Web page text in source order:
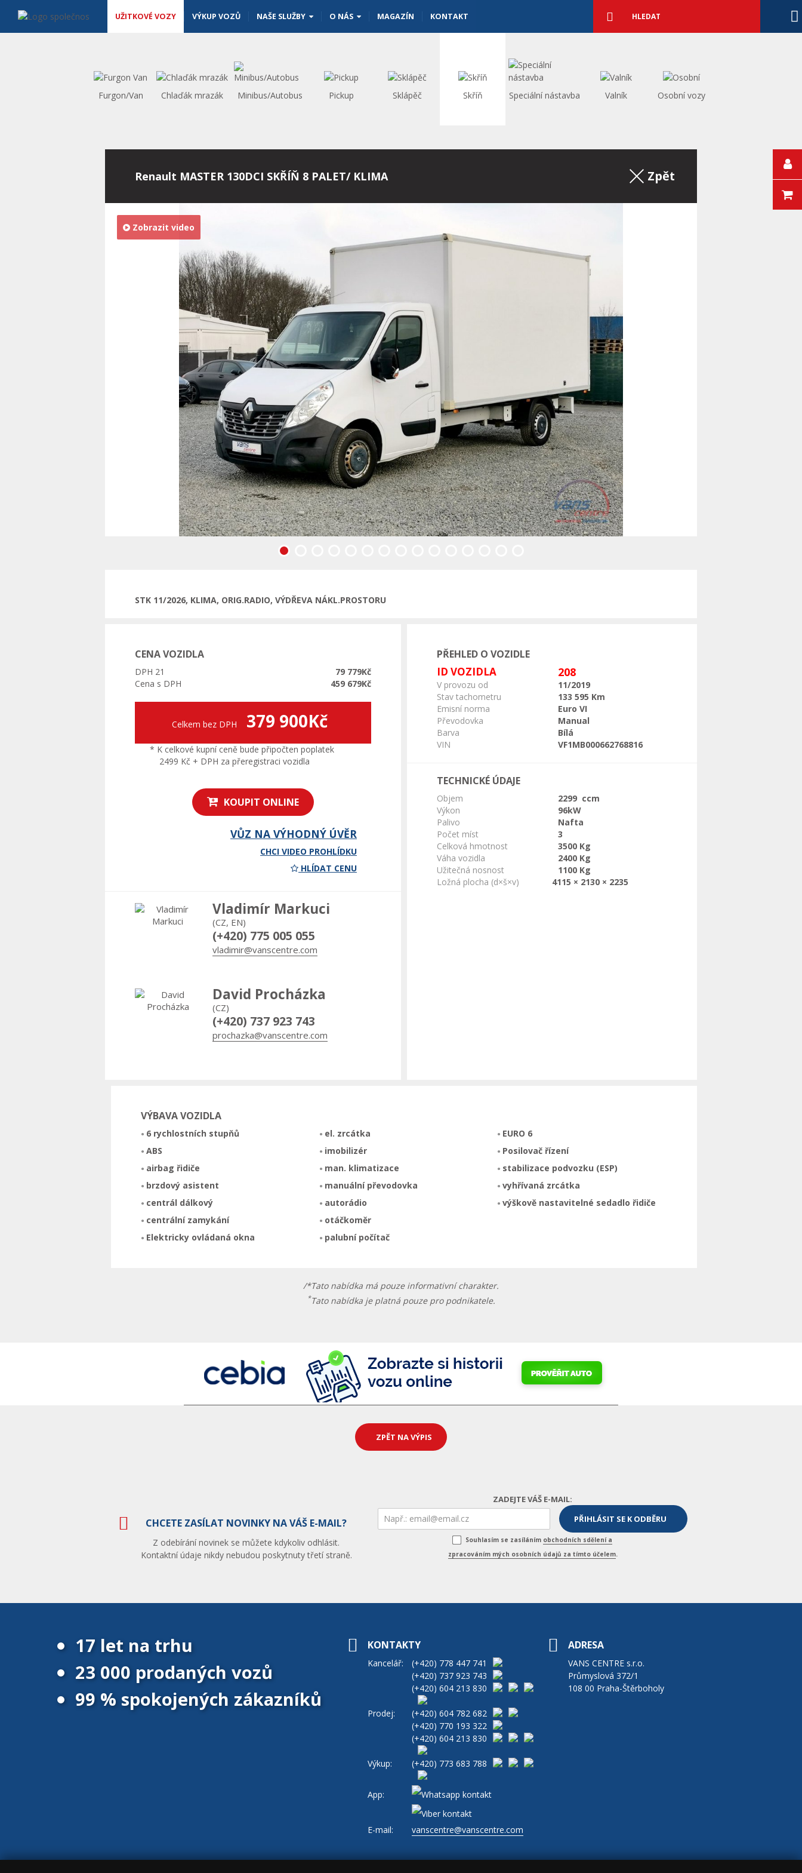
UŽITKOVÉ VOZY VÝKUP VOZŮ NAŠE SLUŽBY O NÁS MAGAZÍN KONTAKT vyhledávání
Vyhledat
Furgon/Van Chlaďák mrazák Minibus/Autobus Pickup Sklápěč Skříň Speciální nástavba Valník Osobní vozy
Renault MASTER 130DCI SKŘÍŇ 8 PALET/ KLIMA Zpět na výpis
Předchozí
Zobrazit video
STK 11/2026, KLIMA, ORIG.RADIO, VÝDŘEVA NÁKL.PROSTORU
CENA VOZIDLA
DPH 21
79 779Kč
Cena s DPH
459 679Kč
Celkem bez DPH 379 900Kč
* K celkové kupní ceně bude připočten poplatek
2499 Kč + DPH za přeregistraci vozidla
KOUPIT ONLINE
VŮZ NA VÝHODNÝ ÚVĚR
CHCI VIDEO PROHLÍDKU
HLÍDAT CENU
Vladimír Markuci
(CZ, EN)
(+420) 775 005 055
vladimir@vanscentre.com
David Procházka
(CZ)
(+420) 737 923 743
prochazka@vanscentre.com
PŘEHLED O VOZIDLE
ID VOZIDLA 208
V provozu od
11/2019
Stav tachometru
133 595 Km
Emisní norma
Euro VI
Převodovka
Manual
Barva
Bílá
VIN
VF1MB000662768816
TECHNICKÉ ÚDAJE
Objem
2299 ccm
Výkon
96kW
Palivo
Nafta
Počet míst
3
Celková hmotnost
3500 Kg
Váha vozidla
2400 Kg
Užitečná nosnost
1100 Kg
Ložná plocha (d×š×v)
4115 × 2130 × 2235
VÝBAVA VOZIDLA
6 rychlostních stupňů
ABS
airbag řidiče
brzdový asistent
centrál dálkový
centrální zamykání
Elektricky ovládaná okna
el. zrcátka
imobilizér
man. klimatizace
manuální převodovka
autorádio
otáčkoměr
palubní počítač
EURO 6
Posilovač řízení
stabilizace podvozku (ESP)
vyhřívaná zrcátka
výškově nastavitelné sedadlo řidiče
/*Tato nabídka má pouze informativní charakter.
*Tato nabídka je platná pouze pro podnikatele.
ZPĚT NA VÝPIS
CHCETE ZASÍLAT NOVINKY NA VÁŠ E-MAIL?
Z odebírání novinek se můžete kdykoliv odhlásit.
Kontaktní údaje nikdy nebudou poskytnuty třetí straně.
ZADEJTE VÁŠ E-MAIL:
Souhlasím se zasíláním obchodních sdělení a
zpracováním mých osobních údajů za tímto účelem.
17 let na trhu
23 000 prodaných vozů
99 % spokojených zákazníků
KONTAKTY
Kancelář: (+420) 778 447 741
(+420) 737 923 743
(+420) 604 213 830
Prodej: (+420) 604 782 682
(+420) 770 193 322
(+420) 604 213 830
Výkup: (+420) 773 683 788
App:
E-mail: vanscentre@vanscentre.com
ADRESA
VANS CENTRE s.r.o.
Průmyslová 372/1
108 00 Praha-Štěrboholy